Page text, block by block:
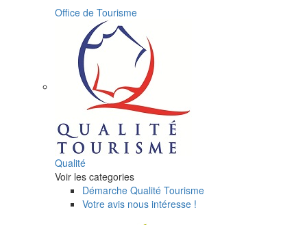
Office de Tourisme
Qualité
Voir les categories
Démarche Qualité Tourisme
Votre avis nous intéresse !